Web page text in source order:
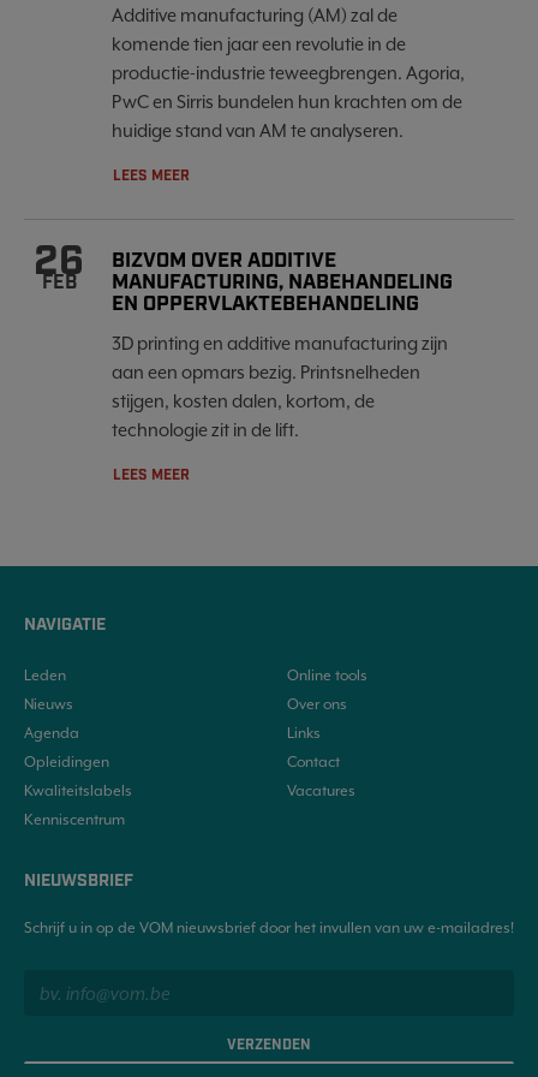
Additive manufacturing (AM) zal de
komende tien jaar een revolutie in de
productie-industrie teweegbrengen. Agoria,
PwC en Sirris bundelen hun krachten om de
huidige stand van AM te analyseren.
LEES MEER
26
FEB
BIZVOM OVER ADDITIVE
MANUFACTURING, NABEHANDELING
EN OPPERVLAKTEBEHANDELING
3D printing en additive manufacturing zijn
aan een opmars bezig. Printsnelheden
stijgen, kosten dalen, kortom, de
technologie zit in de lift.
LEES MEER
NAVIGATIE
Leden
Nieuws
Agenda
Opleidingen
Kwaliteitslabels
Kenniscentrum
Online tools
Over ons
Links
Contact
Vacatures
NIEUWSBRIEF
Schrijf u in op de VOM nieuwsbrief door het invullen van uw e-mailadres!
VERZENDEN